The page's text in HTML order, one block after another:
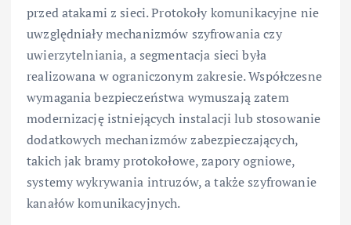
przed atakami z sieci. Protokoły komunikacyjne nie
uwzględniały mechanizmów szyfrowania czy
uwierzytelniania, a segmentacja sieci była
realizowana w ograniczonym zakresie. Współczesne
wymagania bezpieczeństwa wymuszają zatem
modernizację istniejących instalacji lub stosowanie
dodatkowych mechanizmów zabezpieczających,
takich jak bramy protokołowe, zapory ogniowe,
systemy wykrywania intruzów, a także szyfrowanie
kanałów komunikacyjnych.